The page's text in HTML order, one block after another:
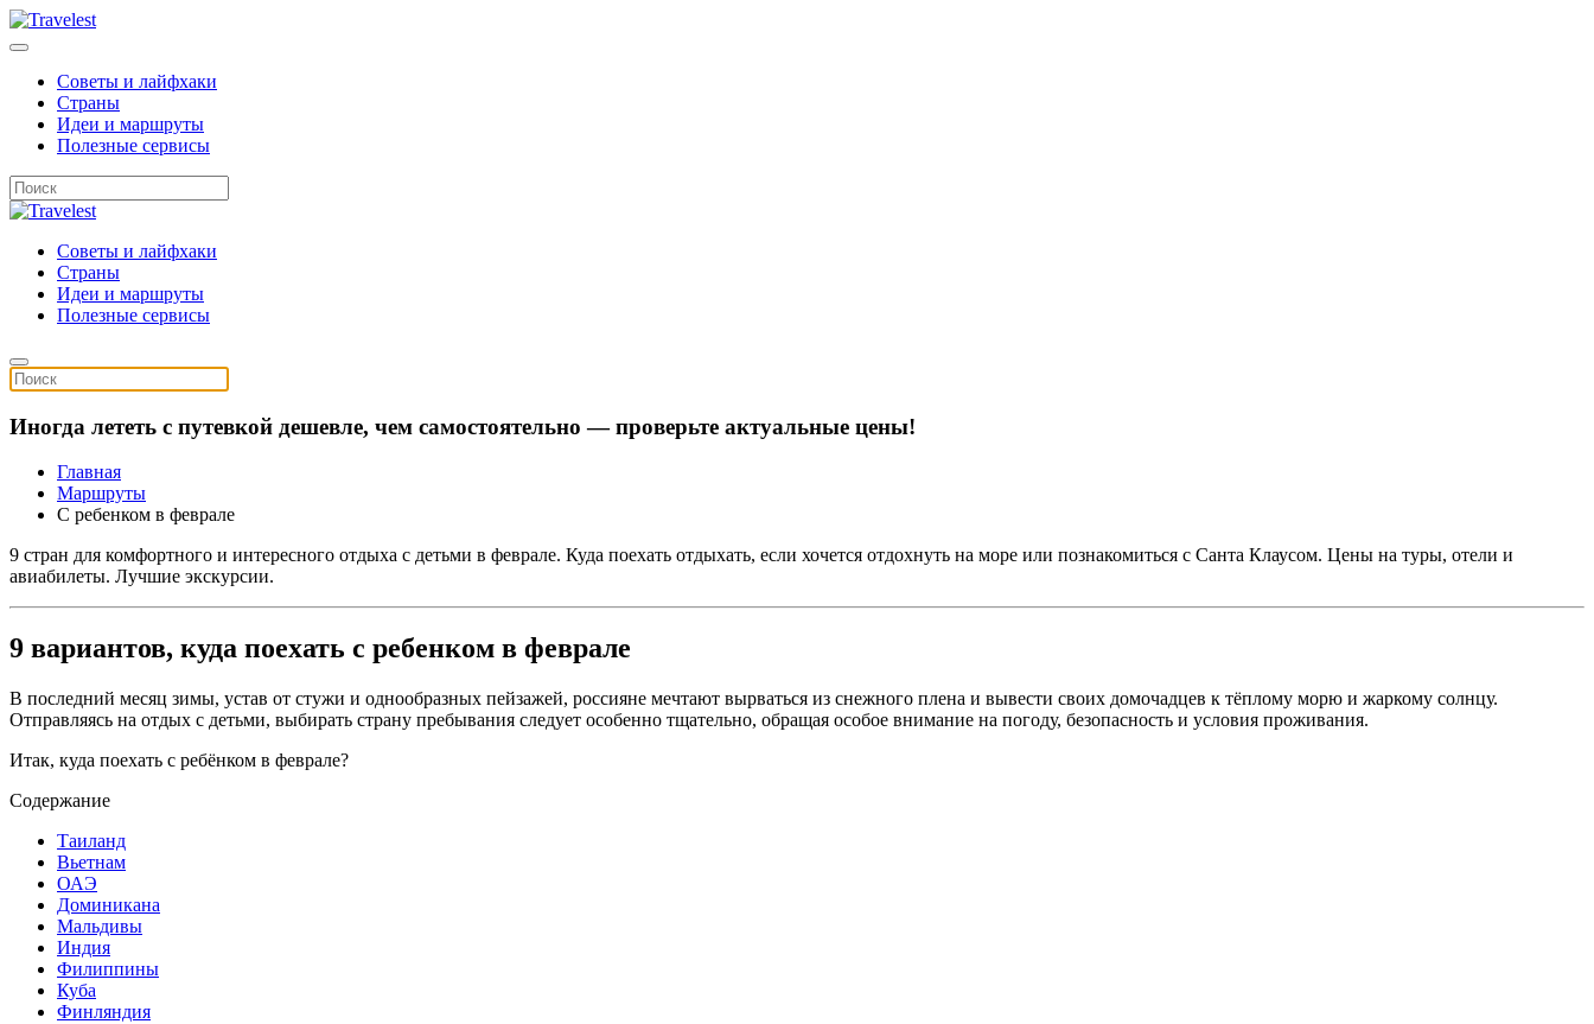
Советы и лайфхаки
Страны
Идеи и маршруты
Полезные сервисы
Советы и лайфхаки
Страны
Идеи и маршруты
Полезные сервисы
Иногда лететь с путевкой дешевле, чем самостоятельно — проверьте актуальные цены!
Главная
Маршруты
С ребенком в феврале
9 стран для комфортного и интересного отдыха с детьми в феврале. Куда поехать отдыхать, если хочется отдохнуть на море или познакомиться с Санта Клаусом. Цены на туры, отели и
авиабилеты. Лучшие экскурсии.
9 вариантов, куда поехать с ребенком в феврале
В последний месяц зимы, устав от стужи и однообразных пейзажей, россияне мечтают вырваться из снежного плена и вывести своих домочадцев к тёплому морю и жаркому солнцу.
Отправляясь на отдых с детьми, выбирать страну пребывания следует особенно тщательно, обращая особое внимание на погоду, безопасность и условия проживания.
Итак, куда поехать с ребёнком в феврале?
Содержание
Таиланд
Вьетнам
ОАЭ
Доминикана
Мальдивы
Индия
Филиппины
Куба
Финляндия